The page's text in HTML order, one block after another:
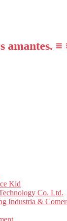
amantes. ≡
Kid
Co. Ltd.
Industria &